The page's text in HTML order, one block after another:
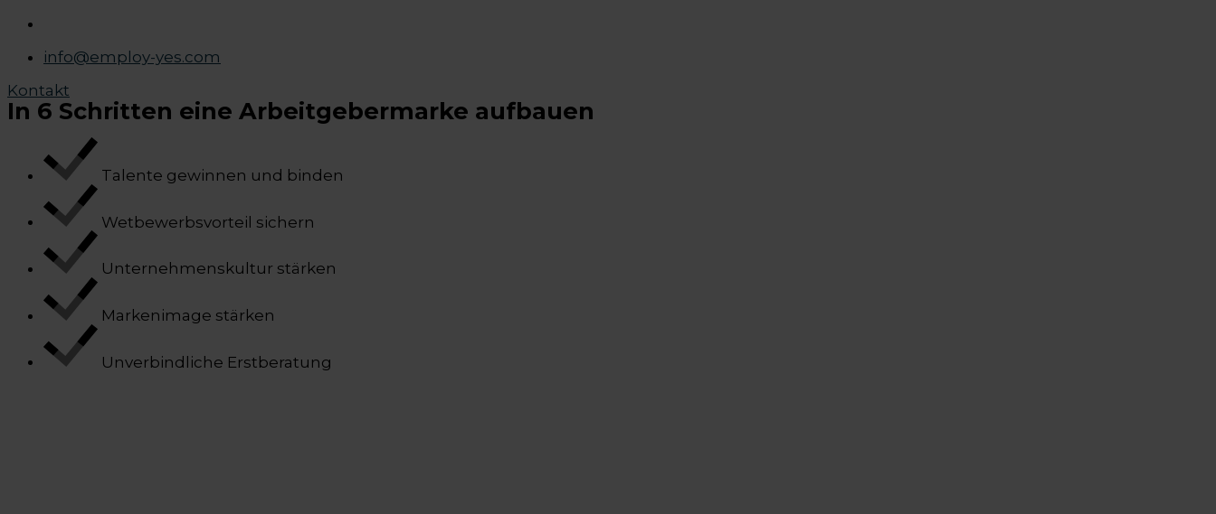
info@employ-yes.com
Kontakt
In 6 Schritten eine Arbeitgebermarke aufbauen
Talente gewinnen und binden
Wetbewerbsvorteil sichern
Unternehmenskultur stärken
Markenimage stärken
Unverbindliche Erstberatung